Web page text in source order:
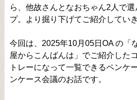
ら、他故さんとなおちゃん2人で
プ。より掘り下げてご紹介していき
今回は、2025年10月05日OA の「
屋からこんばんは」でご紹介した
トレーになって一覧できるペンケ
ンケース会議のお話です。